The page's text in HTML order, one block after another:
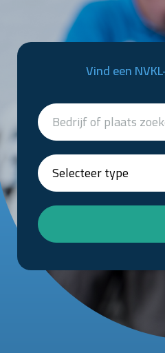
Vind een